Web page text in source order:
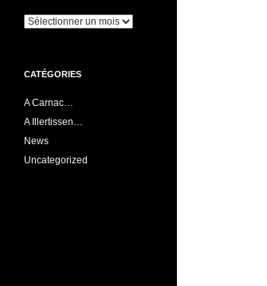
Archives
CATÉGORIES
A Carnac…
A Illertissen…
News
Uncategorized